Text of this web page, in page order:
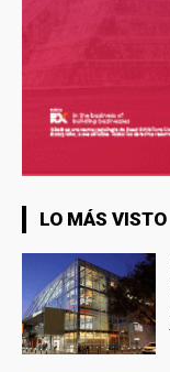
LO MÁS VISTO